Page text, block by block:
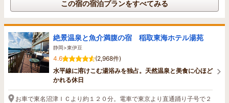
この宿の宿泊プランをすべてみる
絶景温泉と魚介満腹の宿 稲取東海ホテル湯苑
静岡>東伊豆
4.6
(2,968件)
水平線に溶けこむ湯浴みを独占。天然温泉と美食に心ほど
かれる休日
お車で東名沼津ＩＣより約１２０分。電車で東京より直通踊り子号で２